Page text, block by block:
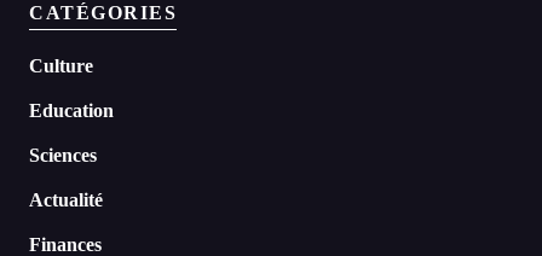
CATÉGORIES
Culture
Education
Sciences
Actualité
Finances